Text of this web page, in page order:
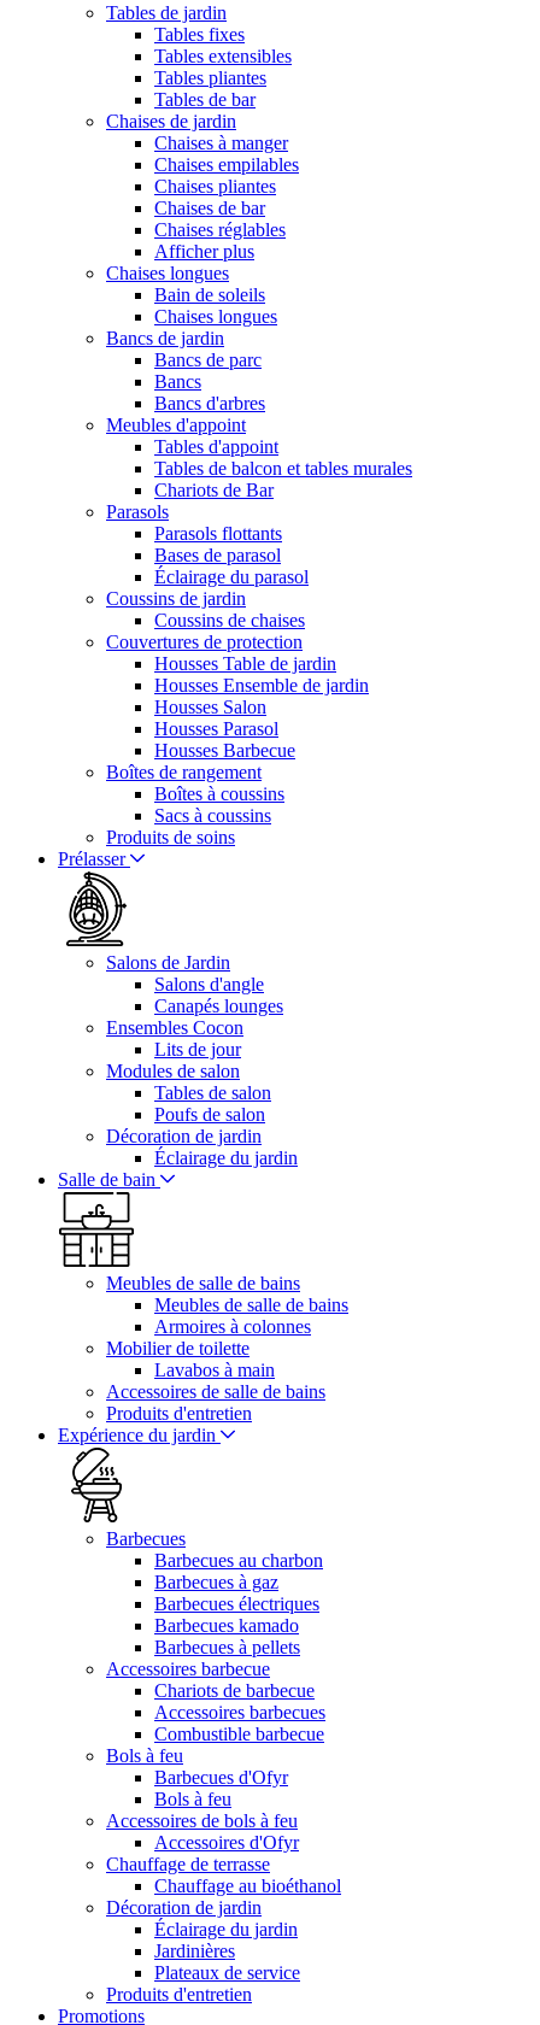
Tables de jardin
Tables fixes
Tables extensibles
Tables pliantes
Tables de bar
Chaises de jardin
Chaises à manger
Chaises empilables
Chaises pliantes
Chaises de bar
Chaises réglables
Afficher plus
Chaises longues
Bain de soleils
Chaises longues
Bancs de jardin
Bancs de parc
Bancs
Bancs d'arbres
Meubles d'appoint
Tables d'appoint
Tables de balcon et tables murales
Chariots de Bar
Parasols
Parasols flottants
Bases de parasol
Éclairage du parasol
Coussins de jardin
Coussins de chaises
Couvertures de protection
Housses Table de jardin
Housses Ensemble de jardin
Housses Salon
Housses Parasol
Housses Barbecue
Boîtes de rangement
Boîtes à coussins
Sacs à coussins
Produits de soins
Prélasser
Salons de Jardin
Salons d'angle
Canapés lounges
Ensembles Cocon
Lits de jour
Modules de salon
Tables de salon
Poufs de salon
Décoration de jardin
Éclairage du jardin
Salle de bain
Meubles de salle de bains
Meubles de salle de bains
Armoires à colonnes
Mobilier de toilette
Lavabos à main
Accessoires de salle de bains
Produits d'entretien
Expérience du jardin
Barbecues
Barbecues au charbon
Barbecues à gaz
Barbecues électriques
Barbecues kamado
Barbecues à pellets
Accessoires barbecue
Chariots de barbecue
Accessoires barbecues
Combustible barbecue
Bols à feu
Barbecues d'Ofyr
Bols à feu
Accessoires de bols à feu
Accessoires d'Ofyr
Chauffage de terrasse
Chauffage au bioéthanol
Décoration de jardin
Éclairage du jardin
Jardinières
Plateaux de service
Produits d'entretien
Promotions